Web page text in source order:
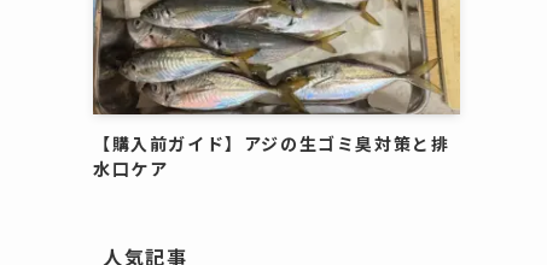
【購入前ガイド】アジの生ゴミ臭対策と排
水口ケア
人気記事